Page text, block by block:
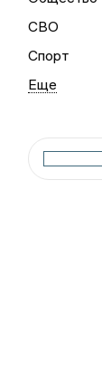
СВО
Спорт